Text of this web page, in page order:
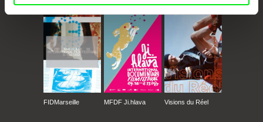
FIDMarseille MFDF Ji.hlava Visions du Réel